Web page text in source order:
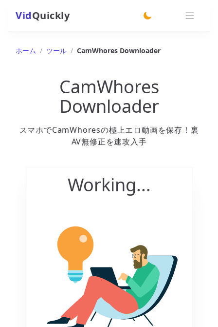
VidQuickly
ホーム / ツール / CamWhores Downloader
CamWhores
Downloader
スマホでCamWhoresの極上エロ動画を保存！裏
AV無修正を速攻入手
Working...